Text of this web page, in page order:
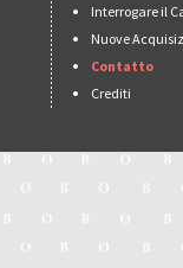
Interrogare il
Nuove
Contatto
Crediti